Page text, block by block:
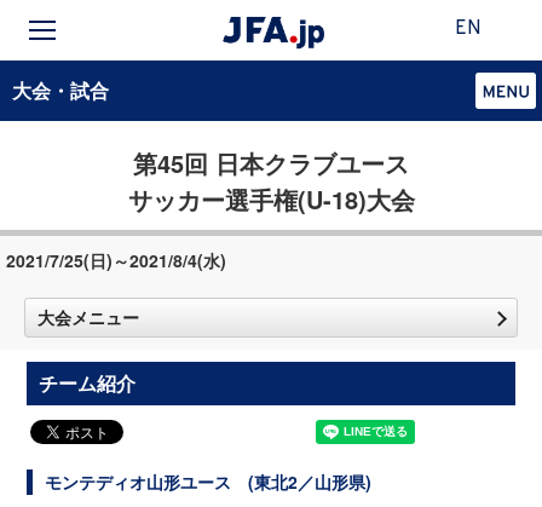
EN
大会・試合
第45回 日本クラブユース
サッカー選手権(U-18)大会
2021/7/25(日)～2021/8/4(水)
大会メニュー
チーム紹介
モンテディオ山形ユース (東北2／山形県)